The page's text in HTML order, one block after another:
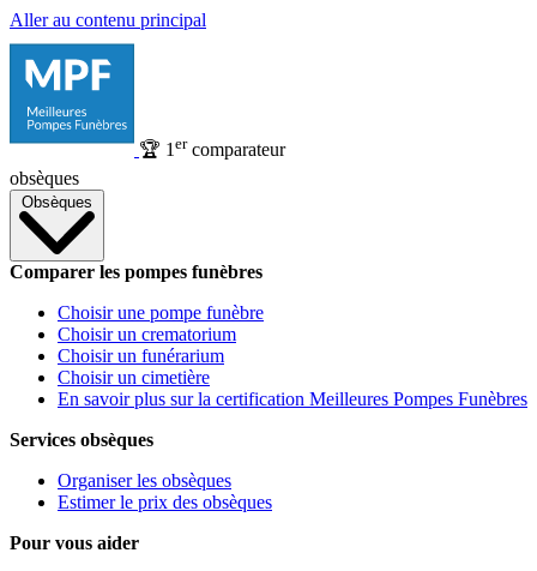
Aller au contenu principal
🏆 1 ercomparateur
obsèques
Obsèques
Comparer les pompes funèbres
Choisir une pompe funèbre
Choisir un crematorium
Choisir un funérarium
Choisir un cimetière
En savoir plus sur la certification Meilleures Pompes Funèbres
Services obsèques
Organiser les obsèques
Estimer le prix des obsèques
Pour vous aider